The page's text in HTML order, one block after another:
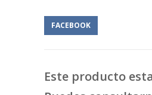
FACEBOOK
Este producto